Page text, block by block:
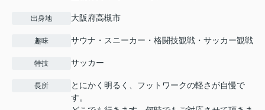
出身地 大阪府高槻市
趣味 サウナ・スニーカー・格闘技観戦・サッカー観戦
特技 サッカー
長所
とにかく明るく、フットワークの軽さが自慢で
す。